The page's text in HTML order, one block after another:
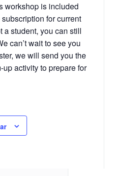
workshop is included
for current
a student, you can still
can’t wait to see you
we will send you the
activity to prepare for